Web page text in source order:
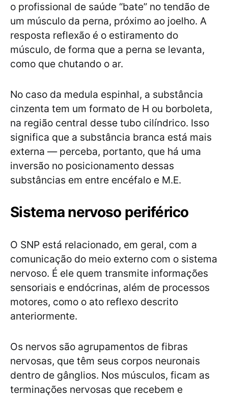
o profissional de saúde “bate” no tendão de
um músculo da perna, próximo ao joelho. A
resposta reflexão é o estiramento do
músculo, de forma que a perna se levanta,
como que chutando o ar.
No caso da medula espinhal, a substância
cinzenta tem um formato de H ou borboleta,
na região central desse tubo cilíndrico. Isso
significa que a substância branca está mais
externa — perceba, portanto, que há uma
inversão no posicionamento dessas
substâncias em entre encéfalo e M.E.
Sistema nervoso periférico
O SNP está relacionado, em geral, com a
comunicação do meio externo com o sistema
nervoso. É ele quem transmite informações
sensoriais e endócrinas, além de processos
motores, como o ato reflexo descrito
anteriormente.
Os nervos são agrupamentos de fibras
nervosas, que têm seus corpos neuronais
dentro de gânglios. Nos músculos, ficam as
terminações nervosas que recebem e